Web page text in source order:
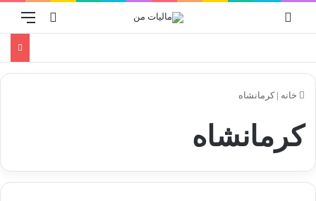
منو
جستجو
خانه | کرمانشاه
کرمانشاه